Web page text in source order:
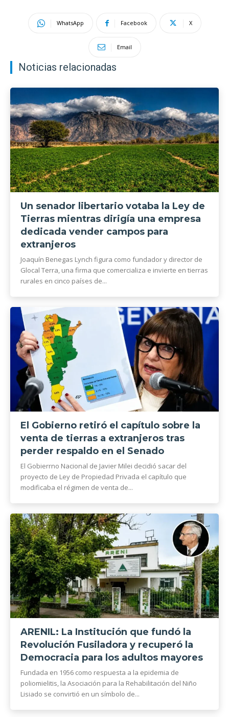
WhatsApp Facebook X
Email
Noticias relacionadas
Un senador libertario votaba la Ley de
Tierras mientras dirigía una empresa
dedicada vender campos para
extranjeros
Joaquín Benegas Lynch figura como fundador y director de
Glocal Terra, una firma que comercializa e invierte en tierras
rurales en cinco países de...
El Gobierno retiró el capítulo sobre la
venta de tierras a extranjeros tras
perder respaldo en el Senado
El Gobierrno Nacional de Javier Milei decidió sacar del
proyecto de Ley de Propiedad Privada el capítulo que
modificaba el régimen de venta de...
ARENIL: La Institución que fundó la
Revolución Fusiladora y recuperó la
Democracia para los adultos mayores
Fundada en 1956 como respuesta a la epidemia de
poliomielitis, la Asociación para la Rehabilitación del Niño
Lisiado se convirtió en un símbolo de...